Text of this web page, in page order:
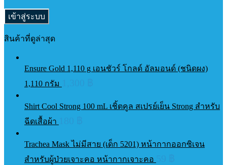
สินค้าที่ดูล่าสุด
Ensure Gold 1,110 g เอนชัวร์ โกลด์ อัลมอนด์ (ชนิดผง)
1,110 กรัม
Shirt Cool Strong 100 mL เชิ้ตคูล สเปรย์เย็น Strong สำหรับ
ฉีดเสื้อผ้า
Trachea Mask ไม่มีสาย (เด็ก 5201) หน้ากากออกซิเจน
สำหรับผู้ป่วยเจาะคอ หน้ากากเจาะคอ